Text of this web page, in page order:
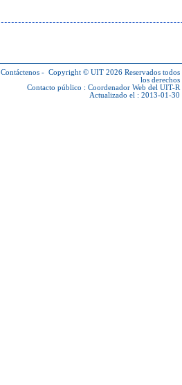
Contáctenos - Copyright © UIT 2026 Reservados todos
los derechos
Contacto público : Coordenador Web del UIT-R
Actualizado el : 2013-01-30